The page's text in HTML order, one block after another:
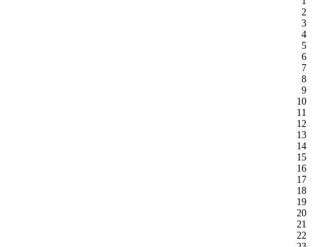
2
3
4
5
6
7
8
9
10
11
12
13
14
15
16
17
18
19
20
21
22